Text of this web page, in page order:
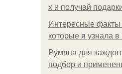
х и получай
Интересные факты
которые я узнала в
Румяна для
подбор и